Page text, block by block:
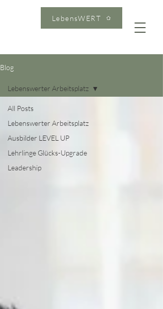
LebensWERT
Blog
All Posts
Lebenswerter Arbeitsplatz
Ausbilder LEVEL UP
Lehrlinge Glücks-Upgrade
Leadership
Lebenswerter Arbeitsplatz